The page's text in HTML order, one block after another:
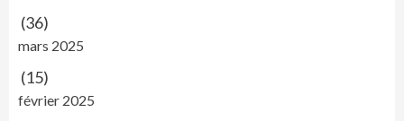
(36)
mars 2025
(15)
février 2025